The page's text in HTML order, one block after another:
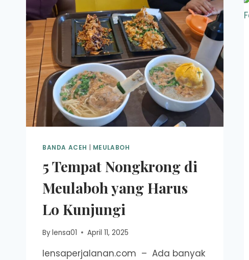
BANDA ACEH MEULABOH
5 Tempat Nongkrong di
Meulaboh yang Harus
Lo Kunjungi
Bylensa01 April 11, 2025
lensaperjalanan.com – Ada banyak